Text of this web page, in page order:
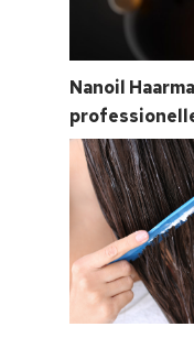
Nanoil